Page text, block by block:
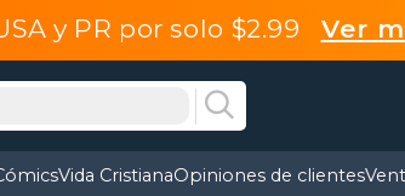
y PR por solo $2.99 Ver
Vida CristianaOpiniones de clientes